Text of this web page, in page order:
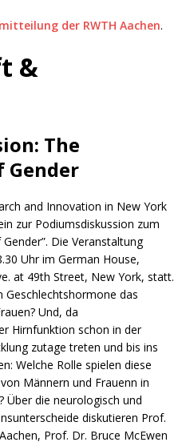
der RWTH Aachen.
&
The
Gender
and Innovation in New York
zur Podiumsdiskussion zum
Die Veranstaltung
Uhr im German House,
at 49th Street, New York, statt.
Geschlechtshormone das
Und, da
Hirnfunktion schon in der
zutage treten und bis ins
Welche Rolle spielen diese
Männern und Frauenn in
Über die neurologisch und
diskutieren Prof.
Prof. Dr. Bruce McEwen